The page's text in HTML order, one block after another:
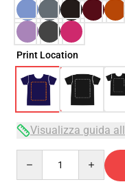
Print Location
Visualizza guida